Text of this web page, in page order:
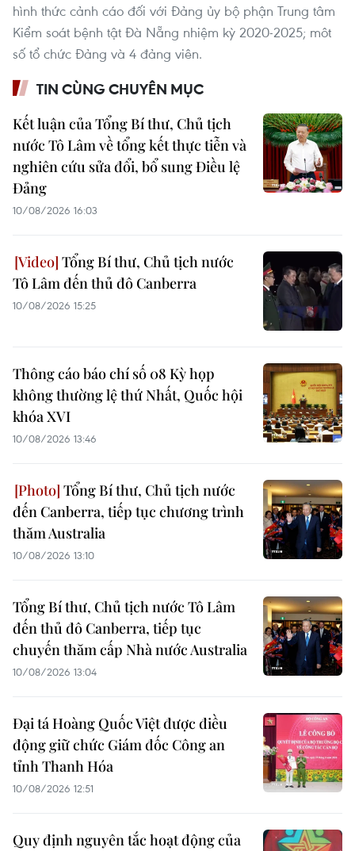
hình thức cảnh cáo đối với Đảng ủy bộ phận Trung tâm
Kiểm soát bệnh tật Đà Nẵng nhiệm kỳ 2020-2025; môt
số tổ chức Đảng và 4 đảng viên.
TIN CÙNG CHUYÊN MỤC
Kết luận của Tổng Bí thư, Chủ tịch
nước Tô Lâm về tổng kết thực tiễn và
nghiên cứu sửa đổi, bổ sung Điều lệ
Đảng
10/08/2026 16:03
Tổng Bí thư, Chủ tịch nước
Tô Lâm đến thủ đô Canberra
10/08/2026 15:25
Thông cáo báo chí số 08 Kỳ họp
không thường lệ thứ Nhất, Quốc hội
khóa XVI
10/08/2026 13:46
Tổng Bí thư, Chủ tịch nước
đến Canberra, tiếp tục chương trình
thăm Australia
10/08/2026 13:10
Tổng Bí thư, Chủ tịch nước Tô Lâm
đến thủ đô Canberra, tiếp tục
chuyến thăm cấp Nhà nước Australia
10/08/2026 13:04
Đại tá Hoàng Quốc Việt được điều
động giữ chức Giám đốc Công an
tỉnh Thanh Hóa
10/08/2026 12:51
Quy định nguyên tắc hoạt động của